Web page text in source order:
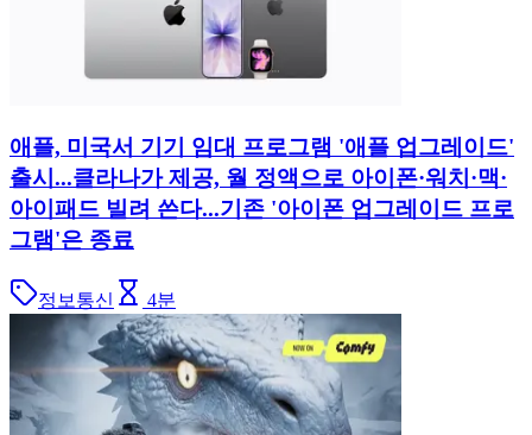
애플, 미국서 기기 임대 프로그램 '애플 업그레이드'
출시...클라나가 제공, 월 정액으로 아이폰·워치·맥·
아이패드 빌려 쓴다...기존 '아이폰 업그레이드 프로
그램'은 종료
정보통신 4분